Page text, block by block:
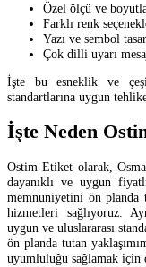
Özel ölçü ve
Farklı renk
Yazı ve sembol
Çok dilli uyarı
İşte bu esneklik ve
standartlarına uygun
İşte Neden
Ostim Etiket olarak,
dayanıklı ve uygun
memnuniyetini ön planda
hizmetleri sağlıyoruz.
uygun ve uluslararası
ön planda tutan
uyumluluğu sağlamak için